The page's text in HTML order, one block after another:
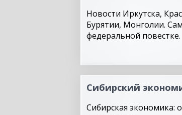
Новости Иркутска,
Бурятии, Монголии.
федеральной повестке.
Сибирский
Сибирская экономика: